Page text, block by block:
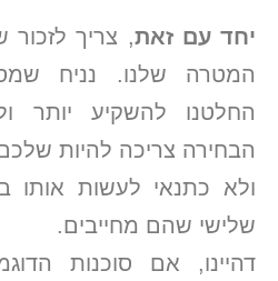
יחד עם זאת, צריך
המטרה שלנו. נניח
החלטנו להשקיע יותר
הבחירה צריכה להיות
ולא כתנאי לעשות אותו
שלישי שהם מחייבים.
דהיינו, אם סוכנות